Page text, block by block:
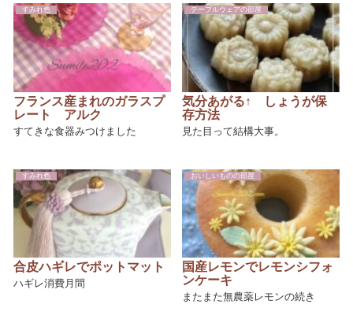
すみれ色
フランス産まれのガラスプ
レート アルク
すてきな食器みつけました
テーブルウェアの部屋
気分あがる↑ しょうが保
存方法
見た目って結構大事。
すみれ色
合皮ハギレでポットマット
ハギレ消費月間
おいしいものの部屋
国産レモンでレモンシフォ
ンケーキ
またまた無農薬レモンの続き